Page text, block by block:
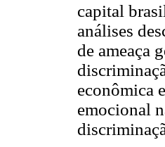
capital
análises
de ameaça
econômica
emocional